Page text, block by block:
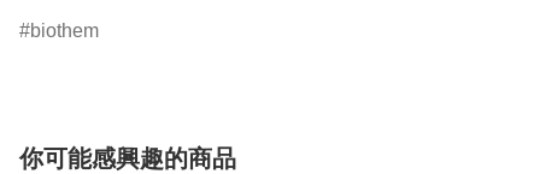
biothem
你可能感興趣的商品